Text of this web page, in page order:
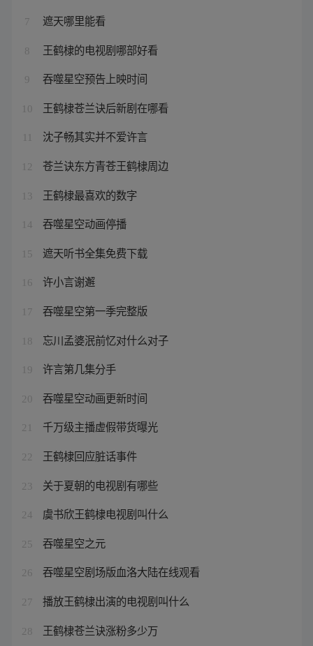
7 遮天哪里能看
8 王鹤棣的电视剧哪部好看
9 吞噬星空预告上映时间
10 王鹤棣苍兰诀后新剧在哪看
沈子畅其实并不爱许言
12 苍兰诀东方青苍王鹤棣周边
13 王鹤棣最喜欢的数字
14 吞噬星空动画停播
15 遮天听书全集免费下载
16 许小言谢邂
17 吞噬星空第一季完整版
18 忘川孟婆泯前忆对什么对子
19 许言第几集分手
20 吞噬星空动画更新时间
21 千万级主播虚假带货曝光
22 王鹤棣回应脏话事件
23 关于夏朝的电视剧有哪些
24 虞书欣王鹤棣电视剧叫什么
25 吞噬星空之元
26 吞噬星空剧场版血洛大陆在线观看
27 播放王鹤棣出演的电视剧叫什么
28 王鹤棣苍兰诀涨粉多少万